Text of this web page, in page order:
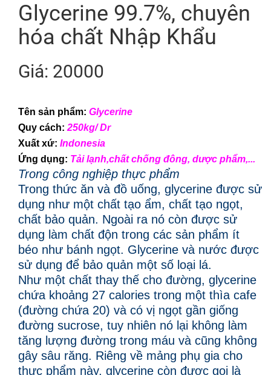
Glycerine 99.7%, chuyên
hóa chất Nhập Khẩu
Giá: 20000
Tên sản phẩm: Glycerine
Quy cách: 250kg/ Dr
Xuất xứ: Indonesia
Ứng dụng: Tải lạnh,chất chống đông, dược phẩm,...
Trong công nghiệp thực phẩm
Trong thức ăn và đồ uống, glycerine được sử
dụng như một chất tạo ẩm, chất tạo ngọt,
chất bảo quản. Ngoài ra nó còn được sử
dụng làm chất độn trong các sản phẩm ít
béo như bánh ngọt. Glycerine và nước được
sử dụng để bảo quản một số loại lá.
Như một chất thay thế cho đường, glycerine
chứa khoảng 27 calories trong một thìa cafe
(đường chứa 20) và có vị ngọt gần giống
đường sucrose, tuy nhiên nó lại không làm
tăng lượng đường trong máu và cũng không
gây sâu răng. Riêng về mảng phụ gia cho
thực phẩm này, glycerine còn được gọi là